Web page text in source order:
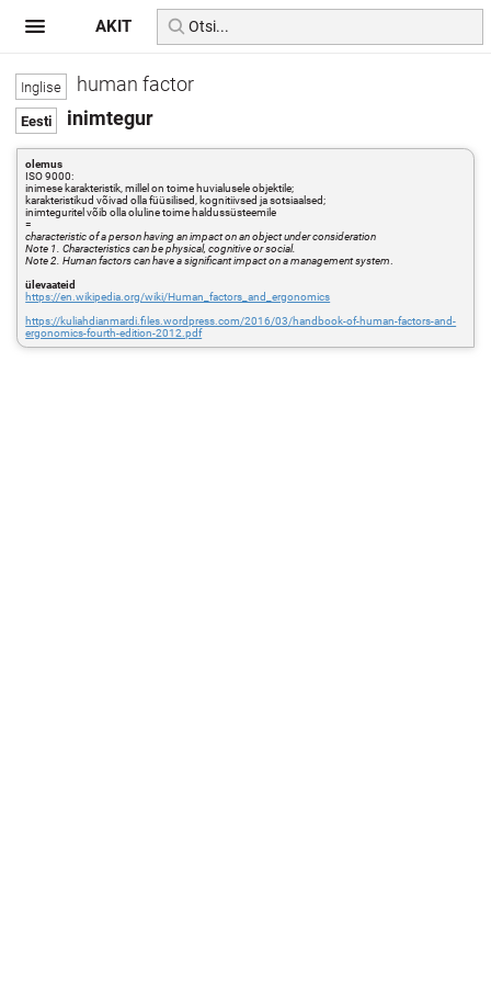
human factor
inimtegur
olemus
ISO 9000:
inimese karakteristik, millel on toime huvialusele objektile;
karakteristikud võivad olla füüsilised, kognitiivsed ja sotsiaalsed;
inimteguritel võib olla oluline toime haldussüsteemile
=
characteristic of a person having an impact on an object under consideration
Note 1. Characteristics can be physical, cognitive or social.
Note 2. Human factors can have a significant impact on a management system
ülevaateid
https://en.wikipedia.org/wiki/Human_factors_and_ergonomics
https://kuliahdianmardi.files.wordpress.com/2016/03/handbook-of-human-factors-and-
ergonomics-fourth-edition-2012.pdf
AKIT